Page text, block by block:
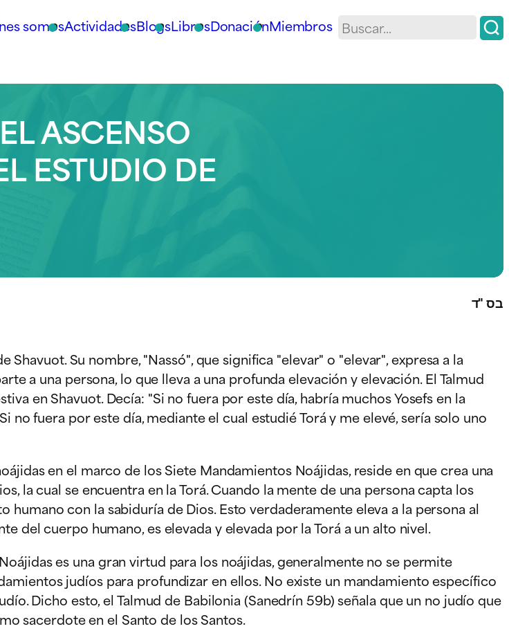
somosActividadesBlogsLibrosDonaciónMiembros
ASCENSO
ESTUDIO DE
בס "ד
Su nombre, "Nassó", que significa "elevar" o "elevar", expresa a la
a una persona, lo que lleva a una profunda elevación y elevación. El Talmud
en Shavuot. Decía: "Si no fuera por este día, habría muchos Yosefs en la
no fuera por este día, mediante el cual estudié Torá y me elevé, sería solo uno
en el marco de los Siete Mandamientos Noájidas, reside en que crea una
la cual se encuentra en la Torá. Cuando la mente de una persona capta los
con la sabiduría de Dios. Esto verdaderamente eleva a la persona al
del cuerpo humano, es elevada y elevada por la Torá a un alto nivel.
es una gran virtud para los noájidas, generalmente no se permite
judíos para profundizar en ellos. No existe un mandamiento específico
Dicho esto, el Talmud de Babilonia (Sanedrín 59b) señala que un no judío que
sacerdote en el Santo de los Santos.